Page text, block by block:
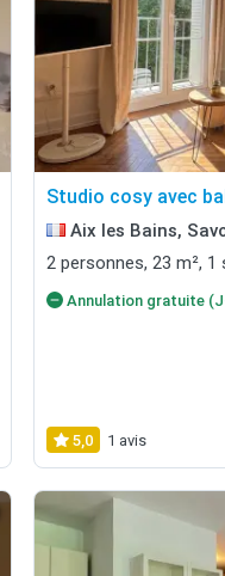
Studio cosy avec
Aix les Bains,
2 personnes, 23 m², 1
Annulation gratuite
5,0 1 avis